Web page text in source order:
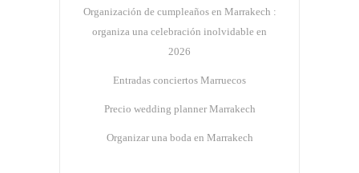
Organización de cumpleaños en Marrakech :
organiza una celebración inolvidable en
2026
Entradas conciertos Marruecos
Precio wedding planner Marrakech
Organizar una boda en Marrakech